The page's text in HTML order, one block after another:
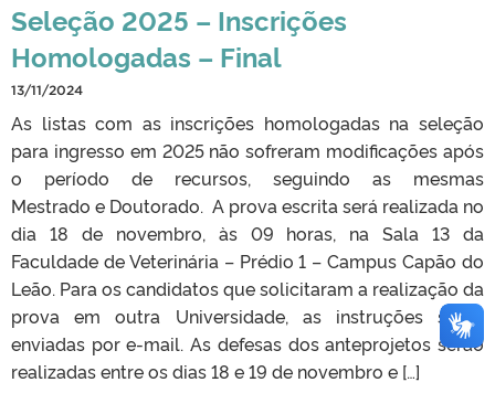
Seleção 2025 – Inscrições
Homologadas – Final
13/11/2024
As listas com as inscrições homologadas na seleção
para ingresso em 2025 não sofreram modificações após
o período de recursos, seguindo as mesmas
Mestrado e Doutorado. A prova escrita será realizada no
dia 18 de novembro, às 09 horas, na Sala 13 da
Faculdade de Veterinária – Prédio 1 – Campus Capão do
Leão. Para os candidatos que solicitaram a realização da
prova em outra Universidade, as instruções serão
enviadas por e-mail. As defesas dos anteprojetos serão
realizadas entre os dias 18 e 19 de novembro e […]